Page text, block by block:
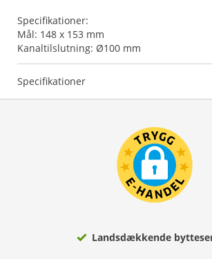
Specifikationer:
Mål: 148 x 153 mm
Specifikationer
Landsdækkende